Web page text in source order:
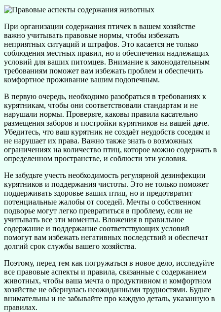
При организации содержания птичек в вашем хозяйстве
важно учитывать правовые нормы, чтобы избежать
неприятных ситуаций и штрафов. Это касается не только
соблюдения местных правил, но и обеспечения надлежащих
условий для ваших питомцев. Внимание к законодательным
требованиям поможет вам избежать проблем и обеспечить
комфортное проживание вашим подопечным.
В первую очередь, необходимо разобраться в требованиях к
курятникам, чтобы они соответствовали стандартам и не
нарушали нормы. Проверьте, каковы правила касательно
размещения заборов и постройки курятников на вашей даче.
Убедитесь, что ваш курятник не создаёт неудобств соседям и
не нарушает их права. Важно также знать о возможных
ограничениях на количество птиц, которое можно содержать в
определенном пространстве, и соблюсти эти условия.
Не забудьте учесть необходимость регулярной дезинфекции
курятников и поддержания чистоты. Это не только поможет
поддерживать здоровье ваших птиц, но и предотвратит
потенциальные жалобы от соседей. Мечты о собственном
подворье могут легко превратиться в проблему, если не
учитывать все эти моменты. Вложения в правильное
содержание и поддержание соответствующих условий
помогут вам избежать негативных последствий и обеспечат
долгий срок службы вашего хозяйства.
Поэтому, перед тем как погружаться в новое дело, исследуйте
все правовые аспекты и правила, связанные с содержанием
животных, чтобы ваша мечта о продуктивном и комфортном
хозяйстве не обернулась неожиданными трудностями. Будьте
внимательны и не забывайте про каждую деталь, указанную в
правилах.